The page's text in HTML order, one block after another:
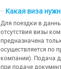
Какая виза
Для поездки в
отсутствия визы
предназначена
осуществляется по
компании). Подача
при подаче